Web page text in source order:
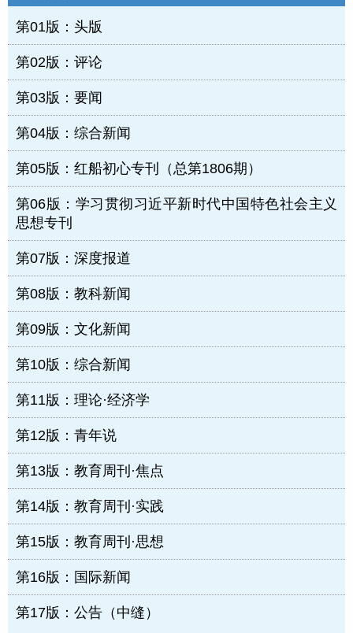
第01版：头版
第02版：评论
第03版：要闻
第04版：综合新闻
第05版：红船初心专刊（总第1806期）
第06版：学习贯彻习近平新时代中国特色社会主义
思想专刊
第07版：深度报道
第08版：教科新闻
第09版：文化新闻
第10版：综合新闻
第11版：理论·经济学
第12版：青年说
第13版：教育周刊·焦点
第14版：教育周刊·实践
第15版：教育周刊·思想
第16版：国际新闻
第17版：公告（中缝）